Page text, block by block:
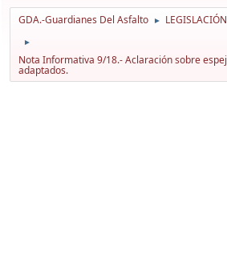
GDA.-Guardianes Del Asfalto ► LEGISLACIÓN
►
Nota Informativa 9/18.- Aclaración sobre
adaptados.